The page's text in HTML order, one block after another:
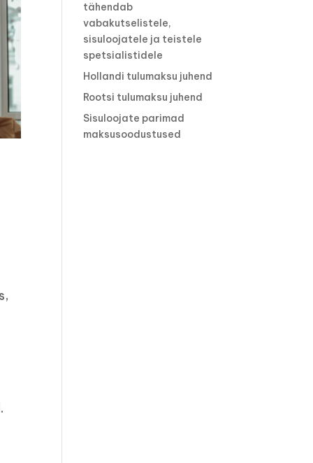
tähendab
vabakutselistele,
sisuloojatele ja teistele
spetsialistidele
Hollandi tulumaksu juhend
Rootsi tulumaksu juhend
Sisuloojate parimad
maksusoodustused